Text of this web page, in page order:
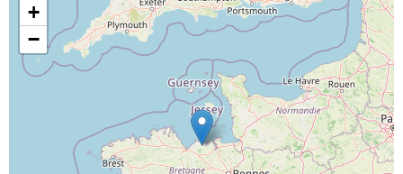
+
−